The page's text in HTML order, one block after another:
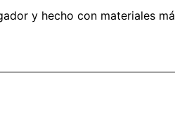
y hecho con materiales